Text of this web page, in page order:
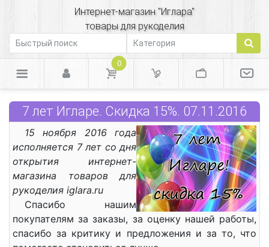
Интернет-магазин "Иглара"
товары для рукоделия
0
7 лет Игларе. Скидка 15%. 07.11.2016
15 ноября 2016 года
исполняется 7 лет со дня
открытия интернет-
магазина товаров для
рукоделия iglara.ru
Спасибо нашим
покупателям за заказы, за оценку нашей работы,
спасибо за критику и предложения и за то, что